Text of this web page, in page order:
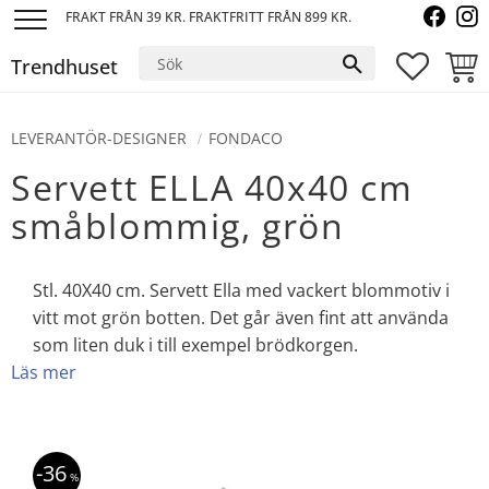
FRAKT FRÅN 39 KR. FRAKTFRITT FRÅN 899 KR.
Trendhuset
LEVERANTÖR-DESIGNER FONDACO
Servett ELLA 40x40 cm
småblommig, grön
Stl. 40X40 cm. Servett Ella med vackert blommotiv i
vitt mot grön botten. Det går även fint att använda
som liten duk i till exempel brödkorgen.
Läs mer
36 %